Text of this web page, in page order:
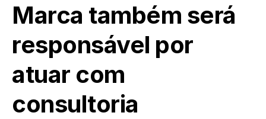
Marca também será
responsável por
atuar com
consultoria